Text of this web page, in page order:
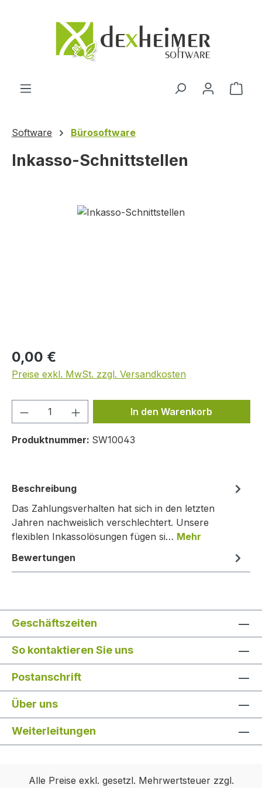
Software Bürosoftware
Inkasso-Schnittstellen
Bildergalerie überspringen
Regulärer Preis:
0,00 €
Preise exkl. MwSt. zzgl. Versandkosten
Produkt Anzahl: Gib denIn den Warenkorb
Produktnummer: SW10043
Beschreibung
Das Zahlungsverhalten hat sich in den letzten
Jahren nachweislich verschlechtert. Unsere
flexiblen Inkassolösungen fügen si… Mehr
Bewertungen
Geschäftszeiten
So kontaktieren Sie uns
Postanschrift
Über uns
Weiterleitungen
Alle Preise exkl. gesetzl. Mehrwertsteuer zzgl.